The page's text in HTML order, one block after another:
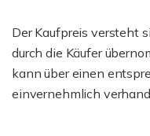
Der Kaufpreis versteht
durch die Käufer
kann über einen
einvernehmlich